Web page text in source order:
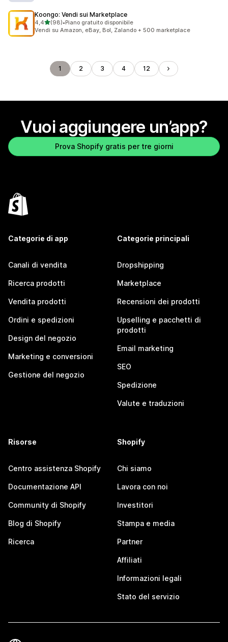
Koongo: Vendi sui Marketplace
4,4stelle su 5
(98)
98 recensioni totali
•Piano gratuito disponibile
Vendi su Amazon, eBay, Bol, Zalando + 500 marketplace
1 2 3 4 12
Vuoi aggiungere un’app?
Prova Shopify gratis per tre giorni
Categorie di app
Canali di vendita
Ricerca prodotti
Vendita prodotti
Ordini e spedizioni
Design del negozio
Marketing e conversioni
Gestione del negozio
Categorie principali
Dropshipping
Marketplace
Recensioni dei prodotti
Upselling e pacchetti di
prodotti
Email marketing
SEO
Spedizione
Valute e traduzioni
Risorse
Centro assistenza Shopify
Documentazione API
Community di Shopify
Blog di Shopify
Ricerca
Shopify
Chi siamo
Lavora con noi
Investitori
Stampa e media
Partner
Affiliati
Informazioni legali
Stato del servizio